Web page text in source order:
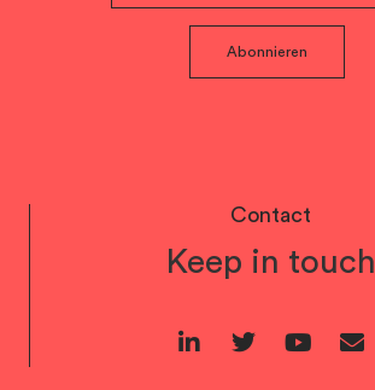
Abonnieren
Contact
Keep in touch